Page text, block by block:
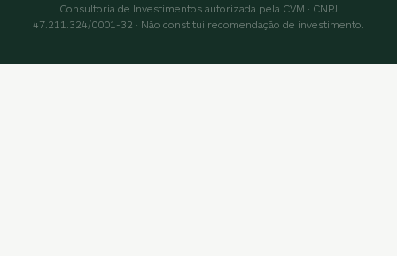
Consultoria de Investimentos autorizada pela CVM · CNPJ
47.211.324/0001-32 · Não constitui recomendação de investimento.